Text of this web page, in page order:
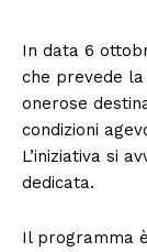
In data 6
che prevede la
onerose
condizioni
L’iniziativa si
dedicata.
Il programma